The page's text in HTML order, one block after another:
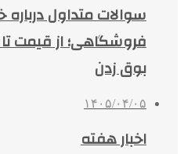
سوالات متداول
فروشگاهی؛ از قیمت
بوق زدن
۱۴۰۵/۰۴/۰۵
اخبار هفته